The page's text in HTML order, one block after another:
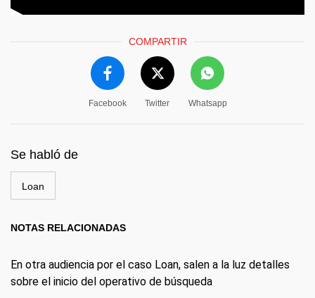
COMPARTIR
Facebook Twitter Whatsapp
Se habló de
Loan
NOTAS RELACIONADAS
En otra audiencia por el caso Loan, salen a la luz detalles
sobre el inicio del operativo de búsqueda